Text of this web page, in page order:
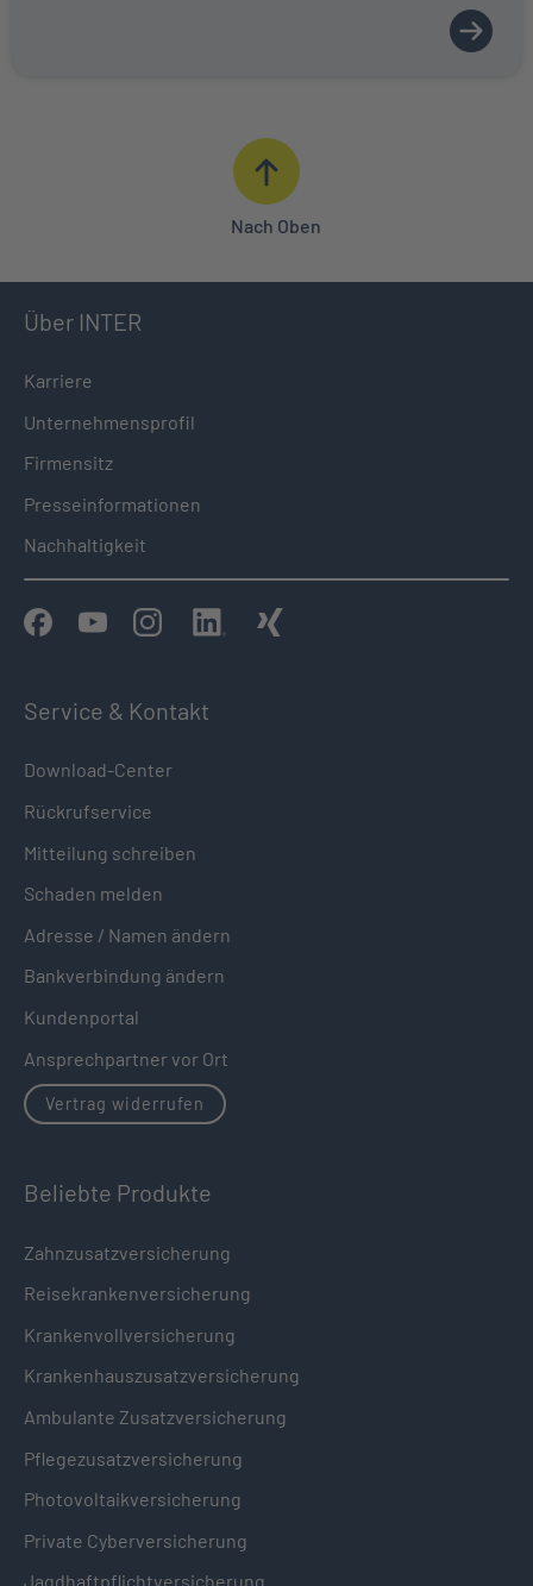
Nach Oben
Über INTER
Karriere
Unternehmensprofil
Firmensitz
Presseinformationen
Nachhaltigkeit
Service & Kontakt
Download-Center
Rückrufservice
Mitteilung schreiben
Schaden melden
Adresse / Namen ändern
Bankverbindung ändern
Kundenportal
Ansprechpartner vor Ort
Vertrag widerrufen
Beliebte Produkte
Zahnzusatzversicherung
Reisekrankenversicherung
Krankenvollversicherung
Krankenhauszusatzversicherung
Ambulante Zusatzversicherung
Pflegezusatzversicherung
Photovoltaikversicherung
Private Cyberversicherung
Jagdhaftpflichtversicherung